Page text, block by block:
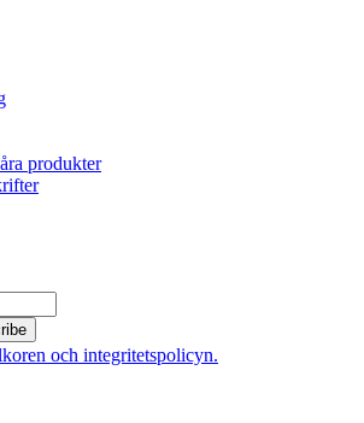
produkter
och integritetspolicyn.